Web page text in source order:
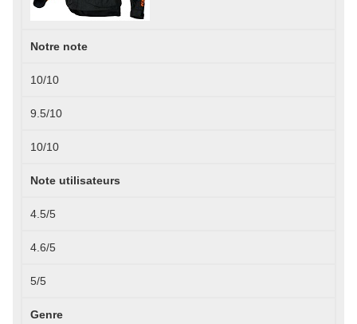
Notre note
10/10
9.5/10
10/10
Note utilisateurs
4.5/5
4.6/5
5/5
Genre